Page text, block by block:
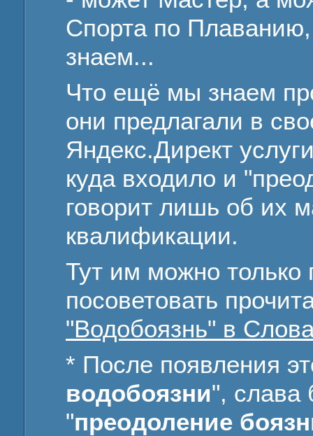
Спорта по
знаем...
Что ещё мы знаем
они предлагали в
Яндекс.Директ
куда входило и
говорит лишь об их
квалификации.
Тут им можно только
посоветовать
"Водобоязнь" в
* После появления
водобоязни", слава
"преодоление